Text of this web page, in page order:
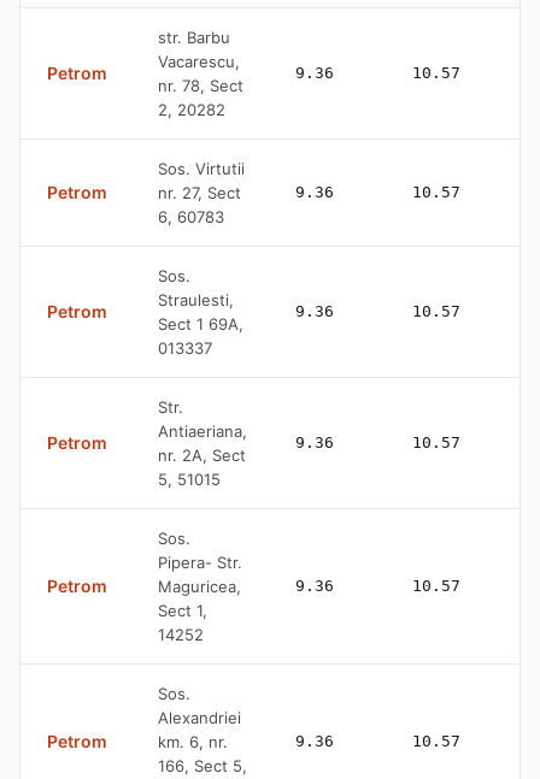
Petrom
str. Barbu
Vacarescu,
nr. 78, Sect
2, 20282
9.36 10.57
Petrom
Sos. Virtutii
nr. 27, Sect
6, 60783
9.36 10.57
Petrom
Sos.
Straulesti,
Sect 1 69A,
013337
9.36 10.57
Petrom
Str.
Antiaeriana,
nr. 2A, Sect
5, 51015
9.36 10.57
Petrom
Sos.
Pipera- Str.
Maguricea,
Sect 1,
14252
9.36 10.57
Petrom
Sos.
Alexandriei
km. 6, nr.
166, Sect 5,
9.36 10.57